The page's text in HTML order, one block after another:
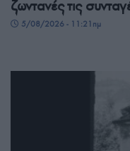
ζωντανές τις
5/08/2026 - 11:21πμ